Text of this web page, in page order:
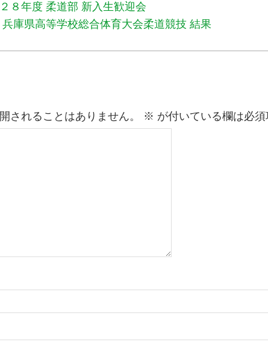
８年度 柔道部 新入生歓迎会
庫県高等学校総合体育大会柔道競技 結果
されることはありません。 ※ が付いている欄は必